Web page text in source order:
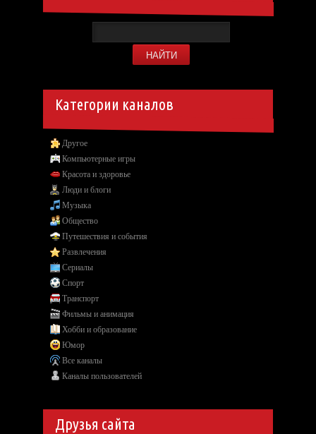
Категории каналов
Другое
Компьютерные игры
Красота и здоровье
Люди и блоги
Музыка
Общество
Путешествия и события
Развлечения
Сериалы
Спорт
Транспорт
Фильмы и анимация
Хобби и образование
Юмор
Все каналы
Каналы пользователей
Друзья сайта